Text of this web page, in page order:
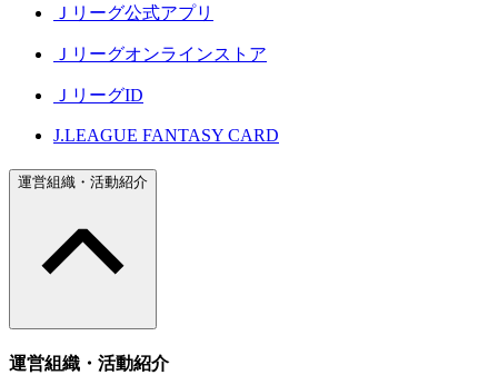
Ｊリーグ公式アプリ
Ｊリーグオンラインストア
ＪリーグID
J.LEAGUE FANTASY CARD
運営組織・活動紹介
運営組織・活動紹介